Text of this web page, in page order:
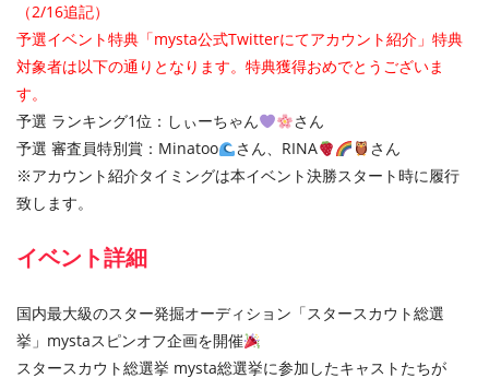
（2/16追記）
予選イベント特典「mysta公式Twitterにてアカウント紹介」特典
対象者は以下の通りとなります。 特典獲得おめでとうございま
す。
予選 ランキング1位：しぃーちゃん
さん
予選 審査員特別賞：Minatoo
さん、RINA
さん
※アカウント紹介タイミングは本イベント決勝スタート時に履行
致します。
イベント詳細
国内最大級のスター発掘オーディション「スタースカウト総選
挙」mystaスピンオフ企画を開催
スタースカウト総選挙 mysta総選挙に参加したキャストたちが